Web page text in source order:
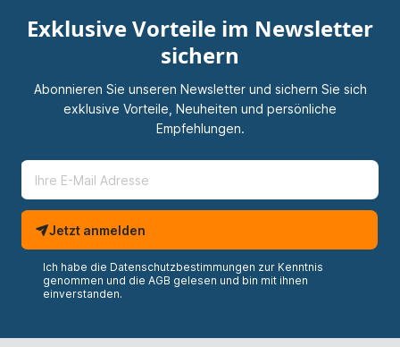
Exklusive Vorteile im Newsletter
sichern
Abonnieren Sie unseren Newsletter und sichern Sie sich
exklusive Vorteile, Neuheiten und persönliche
Empfehlungen.
Jetzt anmelden
Ich habe die Datenschutzbestimmungen zur Kenntnis
genommen und die AGB gelesen und bin mit ihnen
einverstanden.